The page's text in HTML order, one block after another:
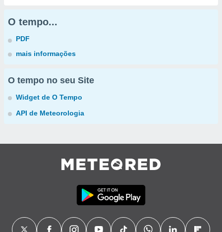
O tempo...
PDF
mais informações
O tempo no seu Site
Widget de O Tempo
API de Meteorologia